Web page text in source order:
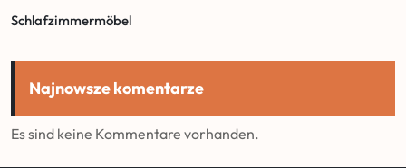
Schlafzimmermöbel
Najnowsze komentarze
Es sind keine Kommentare vorhanden.